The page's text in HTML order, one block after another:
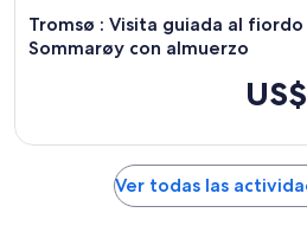
Tromsø : Visita guiada al
Sommarøy con almuerzo
Ver todas las